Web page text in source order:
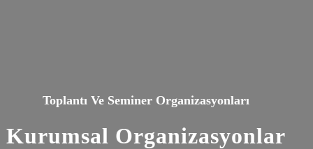
Toplantı Ve Seminer Organizasyonları
Kurumsal Organizasyonlar